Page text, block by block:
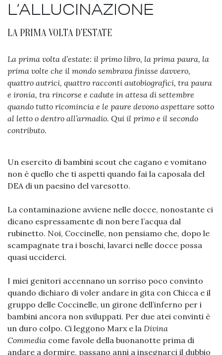
L’ALLUCINAZIONE
LA PRIMA VOLTA D'ESTATE
La prima volta d’estate: il primo libro, la prima paura, la
prima volte che il mondo sembrava finisse davvero,
quattro autrici, quattro racconti autobiografici, tra paura
e ironia, tra rincorse e cadute in attesa di settembre
quando tutto ricomincia e le paure devono aspettare sotto
al letto o dentro all’armadio. Qui il primo e il secondo
contributo.
Un esercito di bambini scout che cagano e vomitano
non è quello che ti aspetti quando fai la caposala del
DEA di un paesino del varesotto.
La contaminazione avviene nelle docce, nonostante ci
dicano espressamente di non bere l’acqua dal
rubinetto. Noi, Coccinelle, non pensiamo che, dopo le
scampagnate tra i boschi, lavarci nelle docce possa
quasi ucciderci.
I miei genitori accennano un sorriso poco convinto
quando dichiaro di voler andare in gita con Chicca e il
gruppo delle Coccinelle, un girone dell’inferno per i
bambini ancora non sviluppati. Per due atei convinti è
un duro colpo. Ci leggono Marx e la Divina
Commedia come favole della buonanotte prima di
andare a dormire, passano anni a insegnarci il dubbio